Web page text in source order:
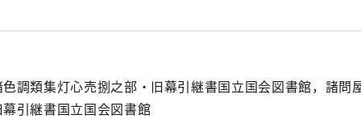
調類集灯心売捌之部・旧幕引継書国立国会図書館，諸問
引継書国立国会図書館